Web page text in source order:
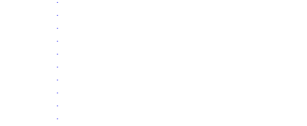
.
.
.
.
.
.
.
.
.